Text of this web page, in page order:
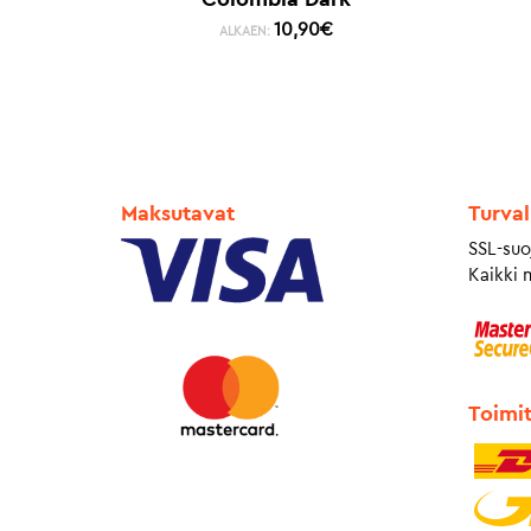
ALKAEN: 10,90€
Maksutavat
SSL-
Kaikki